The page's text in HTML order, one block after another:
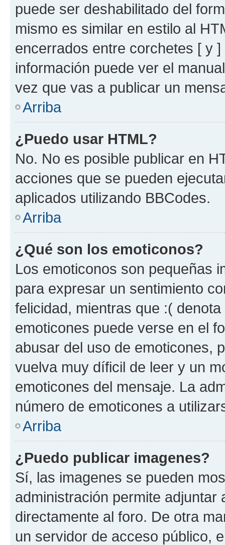
puede ser deshabilitado del
mismo es similar en estilo al
encerrados entre corchetes [ y
información puede ver el
vez que vas a publicar un
Arriba
¿Puedo usar HTML?
No. No es posible publicar en
acciones que se pueden
aplicados utilizando BBCodes.
Arriba
¿Qué son los emoticonos?
Los emoticonos son pequeñas
para expresar un sentimiento
felicidad, mientras que :(
emoticones puede verse en el
abusar del uso de emoticones,
vuelva muy díficil de leer y un
emoticones del mensaje. La
número de emoticones a
Arriba
¿Puedo publicar imagenes?
Sí, las imagenes se pueden
administración permite
directamente al foro. De otra
un servidor de acceso público,